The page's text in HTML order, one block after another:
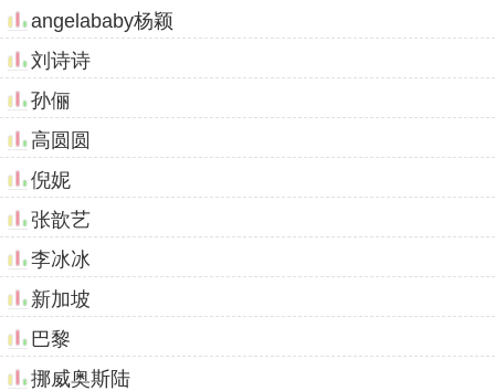
angelababy杨颖
刘诗诗
孙俪
高圆圆
倪妮
张歆艺
李冰冰
新加坡
巴黎
挪威奥斯陆